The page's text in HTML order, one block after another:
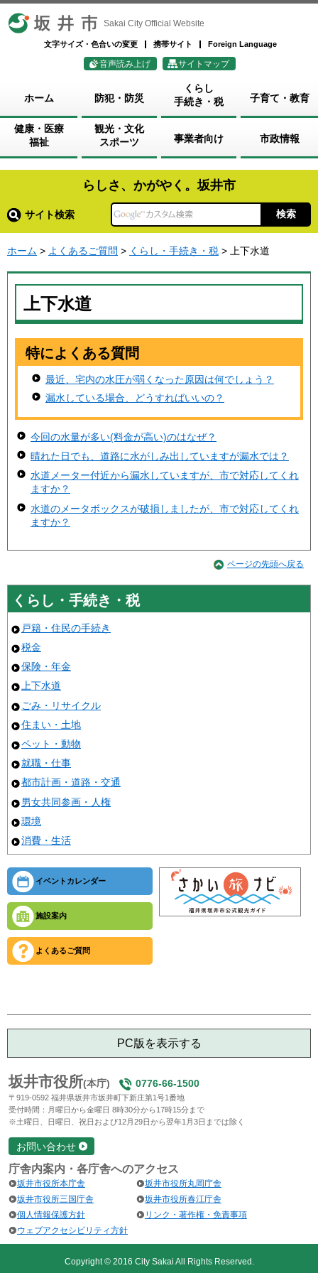
坂井市 Sakai City Official Website
文字サイズ・色合いの変更 携帯サイト Foreign Language
音声読み上げ サイトマップ
ホーム 防犯・防災
くらし
手続き・税
子育て・教育
健康・医療
福祉
観光・文化
スポーツ
事業者向け 市政情報
らしさ、かがやく。坂井市
サイト検索
ホーム > よくあるご質問 > くらし・手続き・税 > 上下水道
上下水道
特によくある質問
最近、宅内の水圧が弱くなった原因は何でしょう？
漏水している場合、どうすればいいの？
今回の水量が多い(料金が高い)のはなぜ？
晴れた日でも、道路に水がしみ出していますが漏水では？
水道メーター付近から漏水していますが、市で対応してくれ
ますか？
水道のメータボックスが破損しましたが、市で対応してくれ
ますか？
ページの先頭へ戻る
くらし・手続き・税
戸籍・住民の手続き
税金
保険・年金
上下水道
ごみ・リサイクル
住まい・土地
ペット・動物
就職・仕事
都市計画・道路・交通
男女共同参画・人権
環境
消費・生活
イベントカレンダー
施設案内
よくあるご質問
PC版を表示する
坂井市役所(本庁) 0776-66-1500
〒919-0592 福井県坂井市坂井町下新庄第1号1番地
受付時間：月曜日から金曜日 8時30分から17時15分まで
※土曜日、日曜日、祝日および12月29日から翌年1月3日までは除く
お問い合わせ
庁舎内案内・各庁舎へのアクセス
坂井市役所本庁舎
坂井市役所丸岡庁舎
坂井市役所三国庁舎
坂井市役所春江庁舎
個人情報保護方針
リンク・著作権・免責事項
ウェブアクセシビリティ方針
Copyright © 2016 City Sakai All Rights Reserved.